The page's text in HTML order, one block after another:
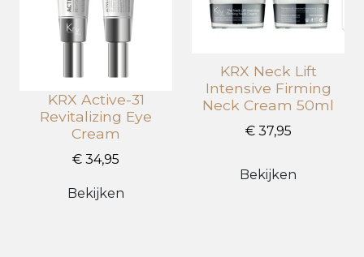
Protein, Phytosterols, Squalane, Lecithin,
Procollagen, Sodium Acetylated Hyaluronate,
Camellia Sinensis Leaf Water, Tocopherol, Palmitoyl
Tripeptide-1, Palmitoyl Tripeptide-5, Palmitoyl
Pentapeptide-4, Nonapeptide-1, Tripeptide-1,
Acetyl Tetrapeptide-2, Acetyl Hexapeptide-8,
Copper Tripeptide-1, Hexapeptide-9, Ceramide NP,
Butyrospermum Parkii (Shea) Butter
KRX Active-31
Revitalizing Eye
Cream
€ 34,95
Bekijken
KRX Neck Lift
Intensive Firming
Neck Cream 50ml
€ 37,95
Bekijken